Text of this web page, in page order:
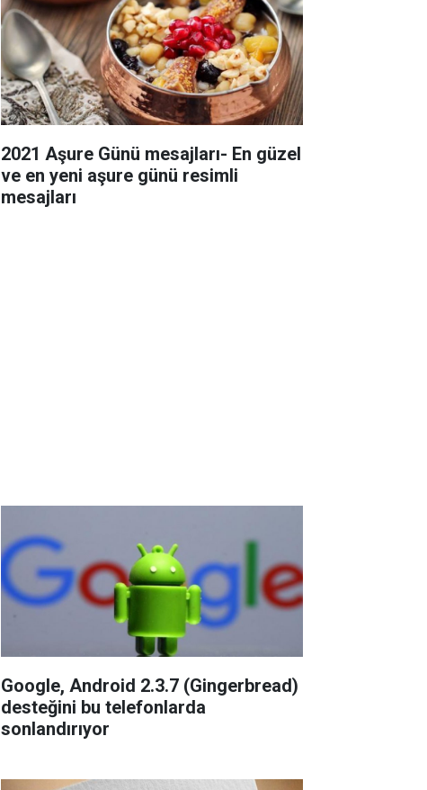
2021 Aşure Günü mesajları- En güzel
ve en yeni aşure günü resimli
mesajları
Google, Android 2.3.7 (Gingerbread)
desteğini bu telefonlarda
sonlandırıyor